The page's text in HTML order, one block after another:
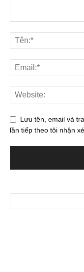
Lưu tên, email và
lần tiếp theo tôi nhận